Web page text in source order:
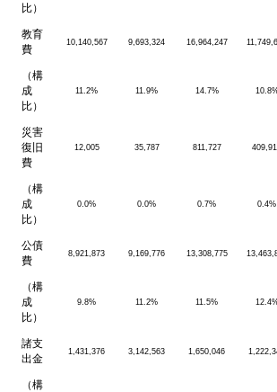
比）
教育
費
10,140,567 9,693,324 16,964,247
（構
成
比）
11.2% 11.9% 14.7%
災害
復旧
費
12,005 35,787 811,727
（構
成
比）
0.0% 0.0% 0.7% 0.4%
公債
費
8,921,873 9,169,776 13,308,775
（構
成
比）
9.8% 11.2% 11.5%
諸支
出金
1,431,376 3,142,563 1,650,046
（構